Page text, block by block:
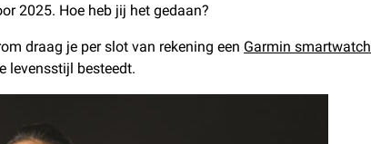
2025. Hoe heb jij het gedaan?
draag je per slot van rekening een Garmin smartwatch
levensstijl besteedt.